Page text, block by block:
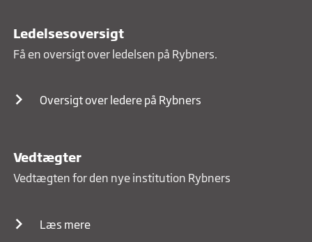
Ledelsesoversigt
Få en oversigt over ledelsen på Rybners.
Oversigt over ledere på Rybners
Vedtægter
Vedtægten for den nye institution Rybners
Læs mere